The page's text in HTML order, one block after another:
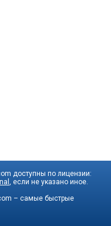
доступны по лицензии:
, если не указано иное.
– самые быстрые